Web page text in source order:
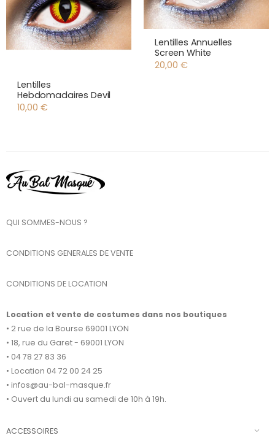
Lentilles
Hebdomadaires Devil
10,00 €
Lentilles Annuelles
Screen White
20,00 €
QUI SOMMES-NOUS ?
CONDITIONS GENERALES DE VENTE
CONDITIONS DE LOCATION
Location et vente de costumes dans nos boutiques
• 2 rue de la Bourse 69001 LYON
• 18, rue du Garet - 69001 LYON
• 04 78 27 83 36
• Location 04 72 00 24 25
• infos@au-bal-masque.fr
• Ouvert du lundi au samedi de 10h à 19h.
ACCESSOIRES